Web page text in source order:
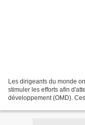
Les dirigeants du monde
stimuler les efforts afin
développement (OMD).